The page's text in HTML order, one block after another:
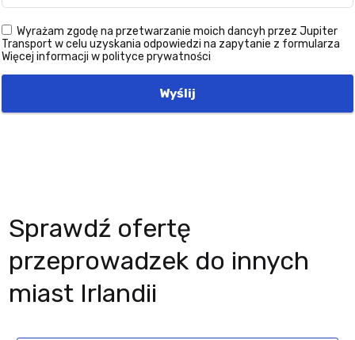
Wyrażam zgodę na przetwarzanie moich dancyh przez Jupiter
Transport w celu uzyskania odpowiedzi na zapytanie z formularza
Więcej informacji w polityce prywatności
Wyślij
Sprawdź ofertę
przeprowadzek do innych
miast Irlandii